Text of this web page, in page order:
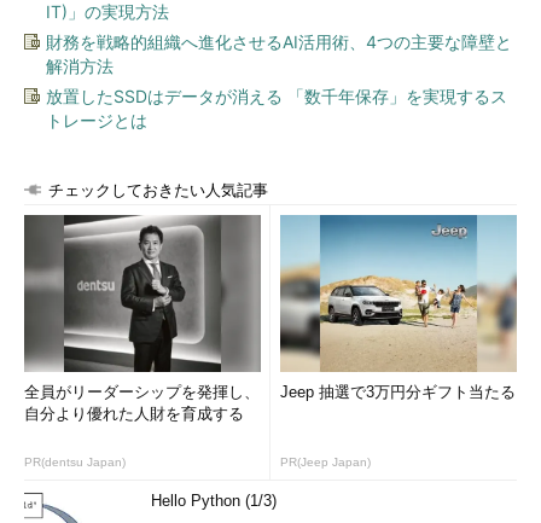
スタックド・パッケージを採用したインテルの「PXA261」
インテルの携帯電話向けプロセッサ「PXA261」「PXA26
2」では、組み込み向けプロセッサの「XScal」eとフラッシ
ュメモリの「StrataFlash」をスタックド・パッケージ化し
た。これにより、携帯電話における実装面積がさらに小さく
できるという（インテルの発表資料より）。
前述のとおり、共通の配線（端子）が多いメモリ同士を重ねる
のは自然だ。一方、多様な端子を多数持つロジック品を入れる
などメモリ製品は、それぞれの製造プロセスが極端に違うので、
IT)」の実現方法
財務を戦略的組織へ進化させるAI活用術、4つの主要な障壁と
解消方法
放置したSSDはデータが消える 「数千年保存」を実現するス
トレージとは
チェックしておきたい人気記事
全員がリーダーシップを発揮し、
自分より優れた人財を育成する
PR(dentsu Japan)
Jeep 抽選で3万円分ギフト当たる
PR(Jeep Japan)
Hello Python (1/3)